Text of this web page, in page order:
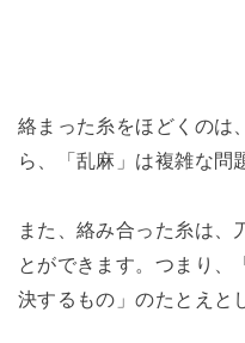
絡まった糸をほどくのは
ら、「乱麻」は複雑な問
また、絡み合った糸は、
とができます。つまり、
決するもの」のたとえと